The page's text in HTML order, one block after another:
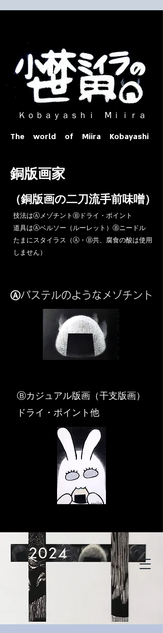
ｏｂａｙａｓｈｉ Ⅿｉｉｒａ​
The world of Miira Kobayashi
​銅版画家
​（銅版画の二刀流手前味噌）
​技法はⒶメゾチントⒷドライ・ポイント
道具はⒶベルソー（ルーレット）Ⓑニードル
​たまにスタイラス（Ⓐ・Ⓑ共、腐食の酸は使用
しません）
Ⓐパステルのようなメゾチント
​Ⓑカジュアル版画（干支版画）
ドライ・ポイント他
© Copyright